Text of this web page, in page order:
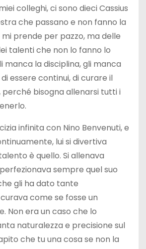
colleghi, ci sono dieci Cassius
che passano e non fanno la
prende per pazzo, ma delle
talenti che non lo fanno lo
manca la disciplina, gli manca
essere continui, di curare il
bisogna allenarsi tutti i
infinita con Nino Benvenuti, e
lui si divertiva
è quello. Si allenava
sempre quel suo
gli ha dato tante
come se fosse un
Non era un caso che lo
naturalezza e precisione sul
che tu una cosa se non la